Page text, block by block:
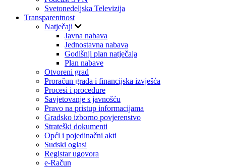
Svetonedeljska Televizija
Transparentnost
Natječaji
Javna nabava
Jednostavna nabava
Godišnji plan natječaja
Plan nabave
Otvoreni grad
Proračun grada i financijska izvješća
Procesi i procedure
Savjetovanje s javnošću
Pravo na pristup informacijama
Gradsko izborno povjerenstvo
Strateški dokumenti
Opći i pojedinačni akti
Sudski oglasi
Registar ugovora
e-Račun